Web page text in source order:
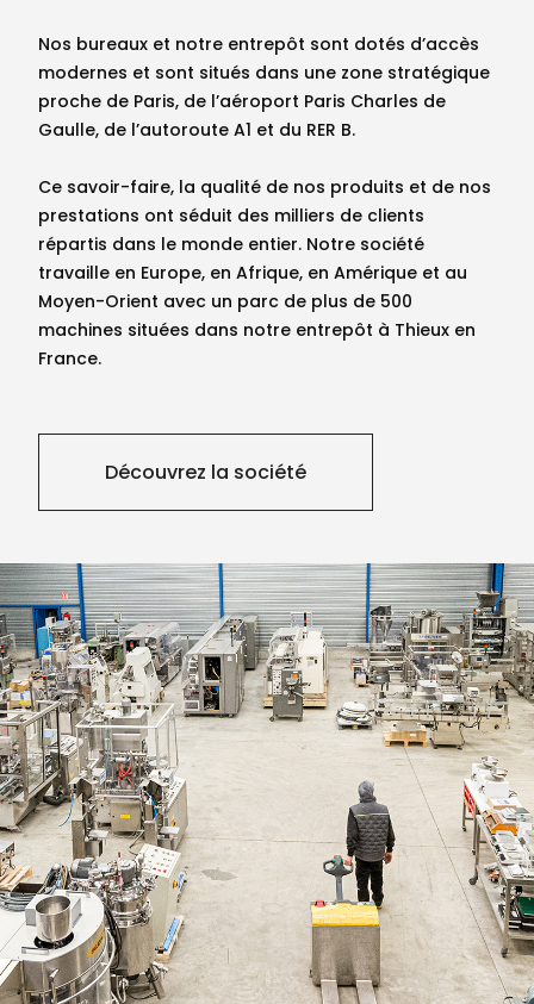
Nos bureaux et notre entrepôt sont dotés d’accès
modernes et sont situés dans une zone stratégique
proche de Paris, de l’aéroport Paris Charles de
Gaulle, de l’autoroute A1 et du RER B.
Ce savoir-faire, la qualité de nos produits et de nos
prestations ont séduit des milliers de clients
répartis dans le monde entier. Notre société
travaille en Europe, en Afrique, en Amérique et au
Moyen-Orient avec un parc de plus de 500
machines situées dans notre entrepôt à Thieux en
France.
Découvrez la société